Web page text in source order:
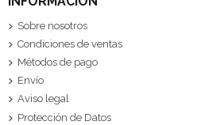
Sobre nosotros
Condiciones de ventas
Métodos de pago
Envío
Aviso legal
Protección de Datos